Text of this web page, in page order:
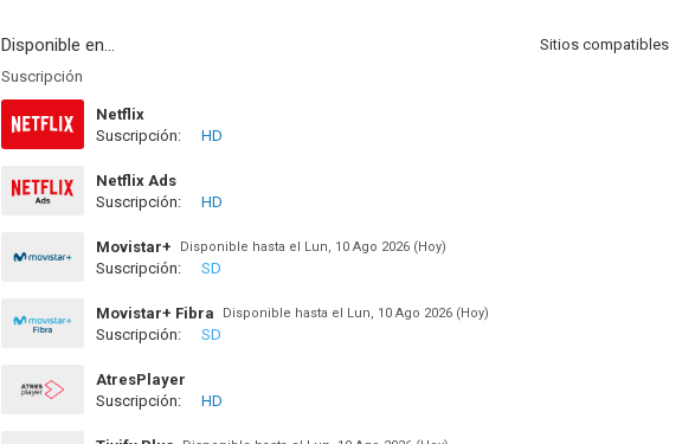
Disponible en...
Sitios compatibles
Suscripción
Netflix
Suscripción:
HD
Netflix Ads
Suscripción:
HD
Movistar+ Disponible hasta el Lun, 10 Ago 2026 (Hoy)
Suscripción: SD
Movistar+ Fibra Disponible hasta el Lun, 10 Ago 2026 (Hoy)
Suscripción: SD
AtresPlayer
Suscripción:
HD